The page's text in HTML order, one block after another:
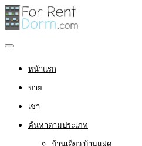
หน้าแรก
ขาย
เช่า
ค้นหาตามประเภท